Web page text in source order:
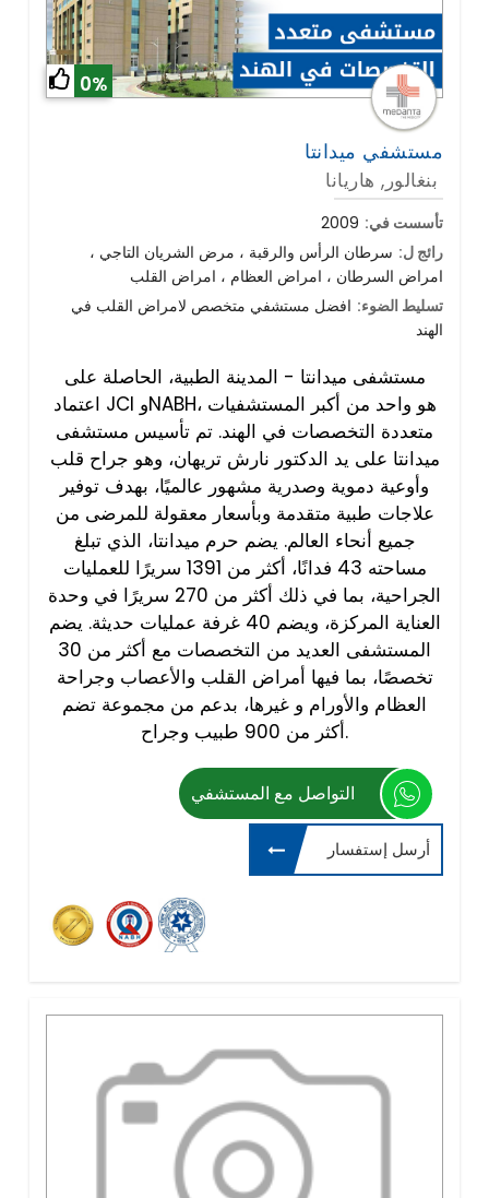
0%
مستشفي ميدانتا
بنغالور, هاريانا
تأسست في: 2009
رائج ل: سرطان الرأس والرقبة ، مرض الشريان التاجي ،
امراض السرطان ، امراض العظام ، امراض القلب
تسليط الضوء: افضل مستشفي متخصص لامراض القلب في
الهند
مستشفى ميدانتا - المدينة الطبية، الحاصلة على
اعتماد JCI وNABH، هو واحد من أكبر المستشفيات
متعددة التخصصات في الهند. تم تأسيس مستشفى
ميدانتا على يد الدكتور نارش تريهان، وهو جراح قلب
وأوعية دموية وصدرية مشهور عالميًا، بهدف توفير
علاجات طبية متقدمة وبأسعار معقولة للمرضى من
جميع أنحاء العالم. يضم حرم ميدانتا، الذي تبلغ
مساحته 43 فدانًا، أكثر من 1391 سريرًا للعمليات
الجراحية، بما في ذلك أكثر من 270 سريرًا في وحدة
العناية المركزة، ويضم 40 غرفة عمليات حديثة. يضم
المستشفى العديد من التخصصات مع أكثر من 30
تخصصًا، بما فيها أمراض القلب والأعصاب وجراحة
العظام والأورام و غيرها، بدعم من مجموعة تضم
أكثر من 900 طبيب وجراح.
التواصل مع المستشفي
أرسل إستفسار